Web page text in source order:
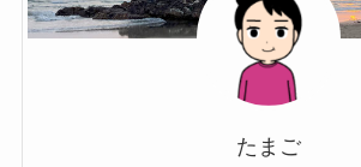
たまご